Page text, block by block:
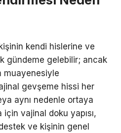
kendi hislerine ve
gündeme gelebilir; ancak
muayenesiyle
gevşeme hissi her
aynı nedenle ortaya
için vajinal doku yapısı,
ve kişinin genel